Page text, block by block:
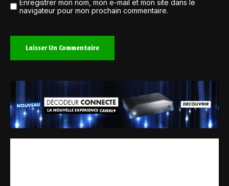
Enregistrer mon nom, mon e-mail et mon site dans le
navigateur pour mon prochain commentaire.